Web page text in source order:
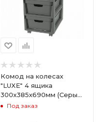
Комод на колесах
"LUXE" 4 ящика
300х385х690мм (Серый)
ARD258086
Под заказ